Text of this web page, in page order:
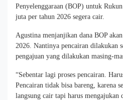
Penyelenggaraan (BOP) untuk
juta per tahun 2026 segera cair.
Agustina menjanjikan dana BOP
2026. Nantinya pencairan dilakukan
pengajuan yang dilakukan masing-
“Sebentar lagi proses pencairan.
Pencairan tidak bisa bareng, karena
langsung cair tapi harus mengajukan